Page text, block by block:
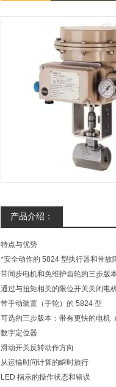
产品介绍：
特点与优势
*安全动作的 5824 型执行器和带故
带同步电机和免维护齿轮的三步版
通过与扭矩相关的限位开关关闭电
带手动装置（手轮）的 5824 型
可选的三步版本：带有更快的电机
数字定位器
滑动开关反转动作方向
从运输时间计算的瞬时旅行
LED 指示的操作状态和错误